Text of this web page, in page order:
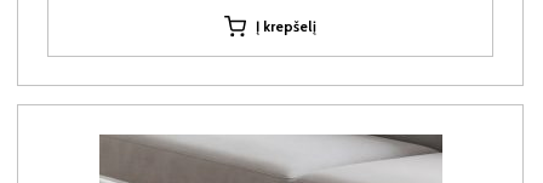
Į krepšelį